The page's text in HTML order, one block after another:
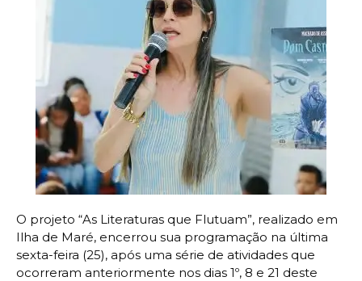
O projeto “As Literaturas que Flutuam”, realizado em
Ilha de Maré, encerrou sua programação na última
sexta-feira (25), após uma série de atividades que
ocorreram anteriormente nos dias 1º, 8 e 21 deste